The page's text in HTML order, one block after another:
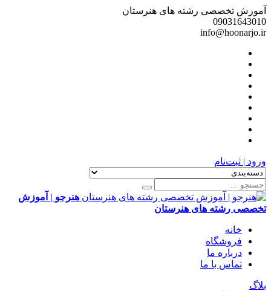
آموزش تخصصی رشته های هنرستان
09031643010
info@hoonarjo.ir
ورود | ثبت‌نام
هنرجو | آموزش
تخصصی رشته های هنرستان
خانه
فروشگاه
درباره ما
تماس با ما
بلاگ